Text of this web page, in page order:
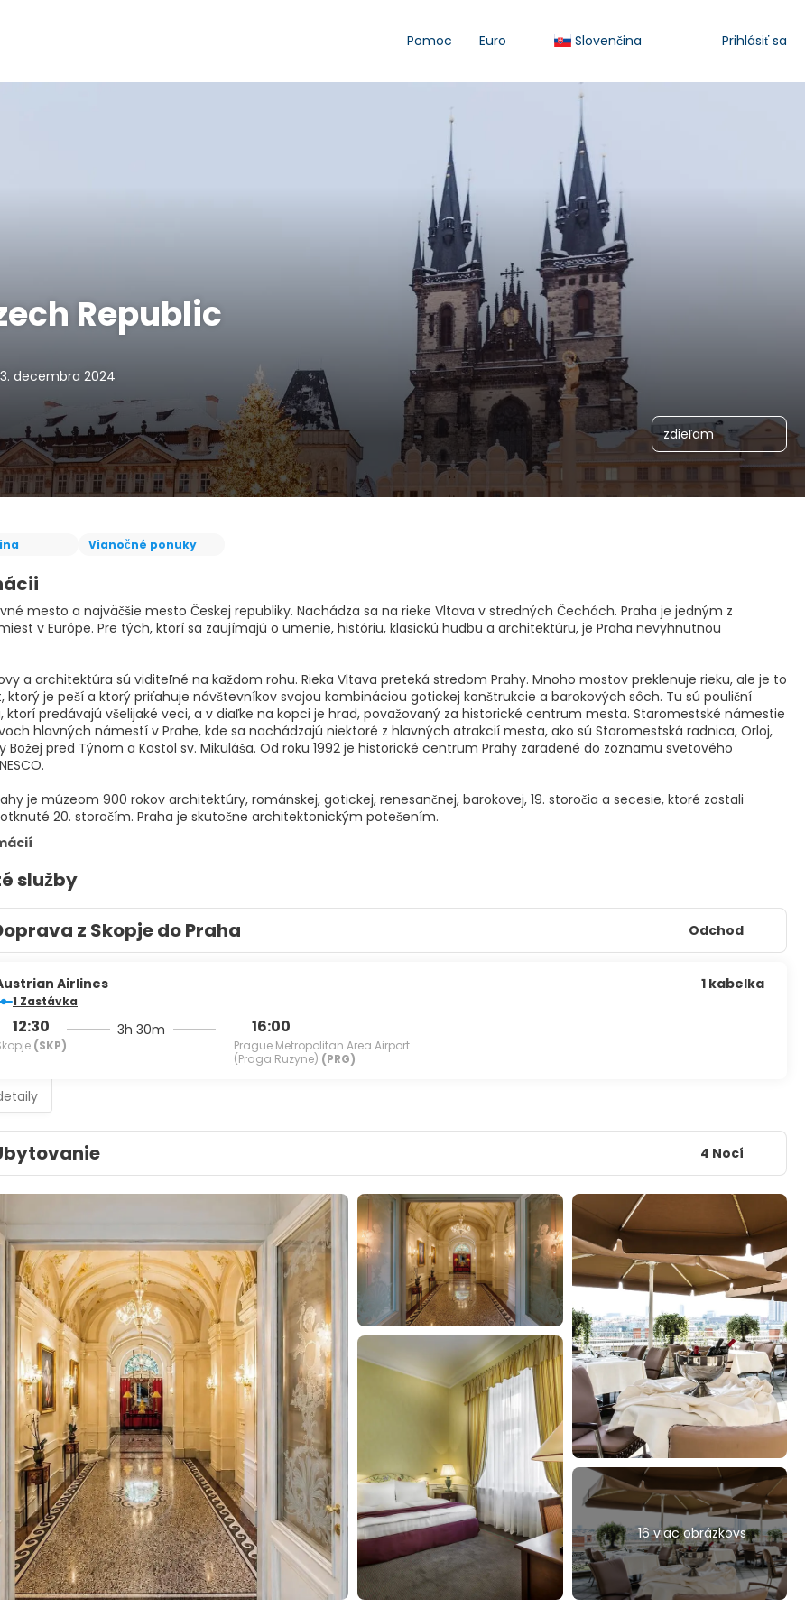
Pomoc Euro Slovenčina Prihlásiť sa
Republic
decembra 2024
zdieľam
Vianočné ponuky
mesto a najväčšie mesto Českej republiky. Nachádza sa na rieke Vltava v stredných Čechách. Praha je jedným z
v Európe. Pre tých, ktorí sa zaujímajú o umenie, históriu, klasickú hudbu a architektúru, je Praha nevyhnutnou
a architektúra sú viditeľné na každom rohu. Rieka Vltava preteká stredom Prahy. Mnoho mostov preklenuje rieku, ale je to
ktorý je peší a ktorý priťahuje návštevníkov svojou kombináciou gotickej konštrukcie a barokových sôch. Tu sú pouliční
ktorí predávajú všelijaké veci, a v diaľke na kopci je hrad, považovaný za historické centrum mesta. Staromestské námestie
hlavných námestí v Prahe, kde sa nachádzajú niektoré z hlavných atrakcií mesta, ako sú Staromestská radnica, Orloj,
Božej pred Týnom a Kostol sv. Mikuláša. Od roku 1992 je historické centrum Prahy zaradené do zoznamu svetového
je múzeom 900 rokov architektúry, románskej, gotickej, renesančnej, barokovej, 19. storočia a secesie, ktoré zostali
20. storočím. Praha je skutočne architektonickým potešením.
služby
z Skopje do Praha Odchod
Airlines
1 Zastávka
12:30
(SKP)
3h 30m 16:00
Prague Metropolitan Area Airport
(Praga Ruzyne) (PRG)
1 kabelka
4 Nocí
16 viac obrázkovs